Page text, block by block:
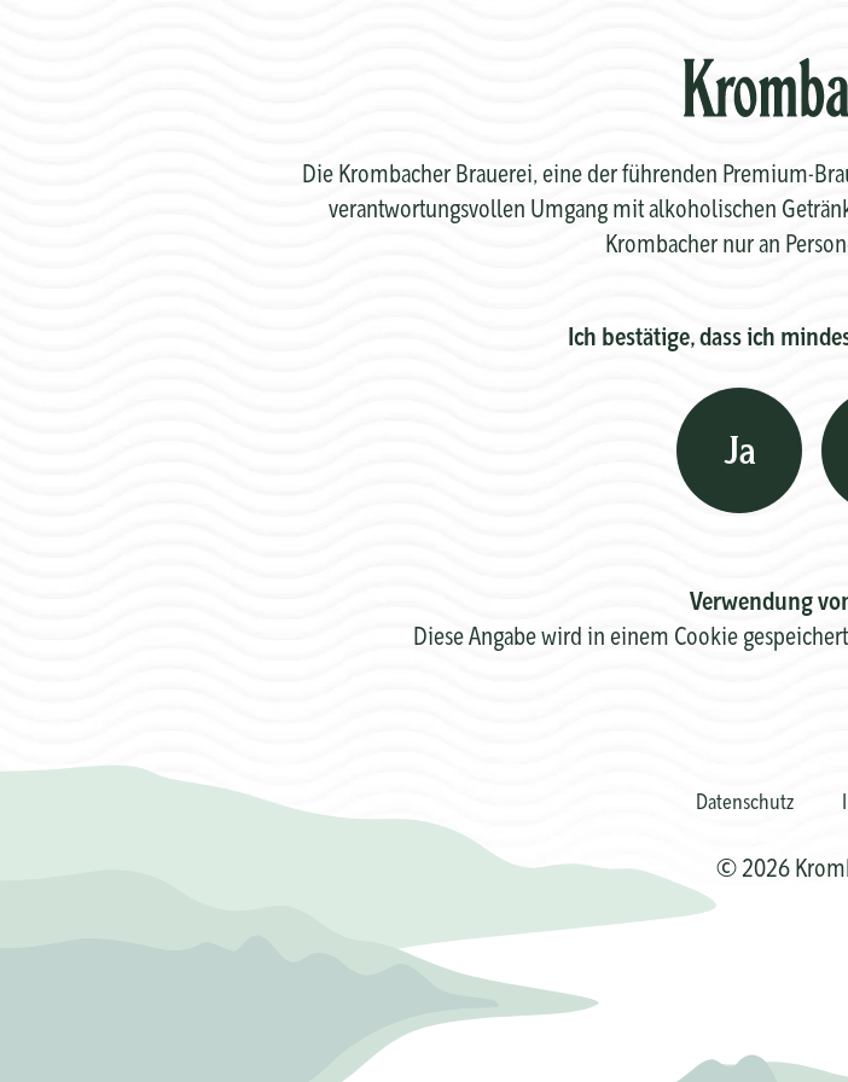
Die Krombacher Brauerei, eine der führenden Premium-
verantwortungsvollen Umgang mit alkoholischen
Krombacher nur an
Ich bestätige, dass ich
Ja
Verwendung
Diese Angabe wird in einem Cookie
Datenschutz
© 2026